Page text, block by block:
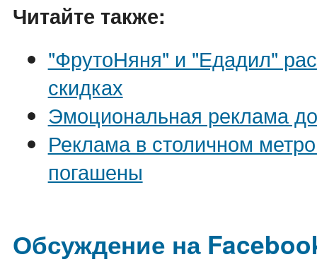
Читайте также:
"ФрутоНяня" и "Едадил"
скидках
Эмоциональная реклама
Реклама в столичном
погашены
Обсуждение на